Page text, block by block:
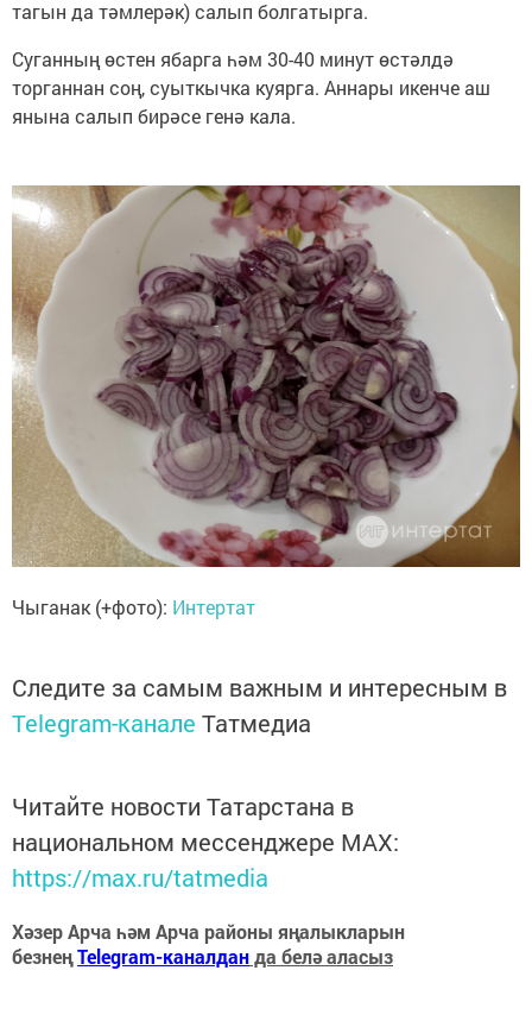
тагын да тәмлерәк) салып болгатырга.
Суганның өстен ябарга һәм 30-40 минут өстәлдә
торганнан соң, суыткычка куярга. Аннары икенче аш
янына салып бирәсе генә кала.
Чыганак (+фото): Интертат
Следите за самым важным и интересным в
Telegram-канале Татмедиа
Читайте новости Татарстана в
национальном мессенджере MАХ:
https://max.ru/tatmedia
Хәзер Арча һәм Арча районы яңалыкларын
безнеңTelegram-каналданда белә аласыз